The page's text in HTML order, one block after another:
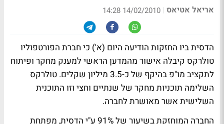
אריאל אטיאס |
14/02/2010 14:28
הדסית ביו החזקות הודיעה היום (א') כי חברת הפורטפוליו
טולרקס קיבלה אישור מהמדען הראשי למענק מחקר ופיתוח
לתקציב מו"פ בהיקף של כ-3.5 מיליון שקלים. טולרקס
השלימה תוכניות מחקר של שנתיים וחצי וזו התוכנית
השלישית אשר מאושרת לחברה.
החברה המוחזקת בשיעור של 91% ע"י הדסית, מפתחת